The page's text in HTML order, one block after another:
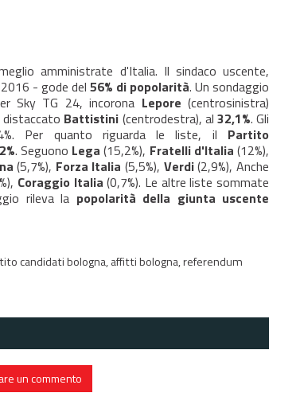
amministrate d'Italia. Il sindaco uscente,
- gode del 56% di popolarità. Un sondaggio
Sky TG 24, incorona Lepore (centrosinistra)
Battistini (centrodestra), al 32,1%. Gli
Per quanto riguarda le liste, il Partito
. Seguono Lega (15,2%), Fratelli d'Italia (12%),
(5,7%), Forza Italia (5,5%), Verdi(2,9%), Anche
Coraggio Italia (0,7%). Le altre liste sommate
rileva la popolarità della giunta uscente
candidati bologna,affitti bologna,referendum
un commento